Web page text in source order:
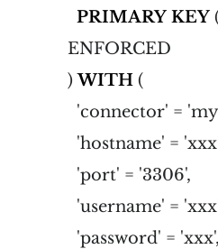
PRIMARY KEY (
ENFORCED
)WITH (
'connector' =
'hostname' =
'port' = '3306',
'username' =
'password' = 'xxx',